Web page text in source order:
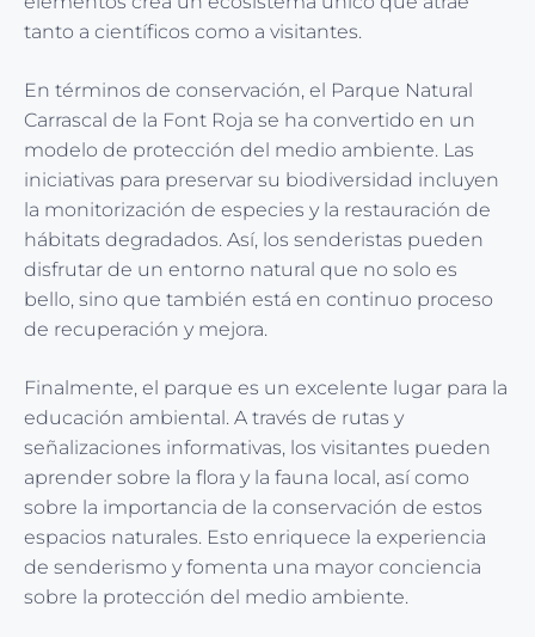
tanto a científicos como a visitantes.
En términos de conservación, el Parque Natural
Carrascal de la Font Roja se ha convertido en un
modelo de protección del medio ambiente. Las
iniciativas para preservar su biodiversidad incluyen
la monitorización de especies y la restauración de
hábitats degradados. Así, los senderistas pueden
disfrutar de un entorno natural que no solo es
bello, sino que también está en continuo proceso
de recuperación y mejora.
Finalmente, el parque es un excelente lugar para la
educación ambiental. A través de rutas y
señalizaciones informativas, los visitantes pueden
aprender sobre la flora y la fauna local, así como
sobre la importancia de la conservación de estos
espacios naturales. Esto enriquece la experiencia
de senderismo y fomenta una mayor conciencia
sobre la protección del medio ambiente.